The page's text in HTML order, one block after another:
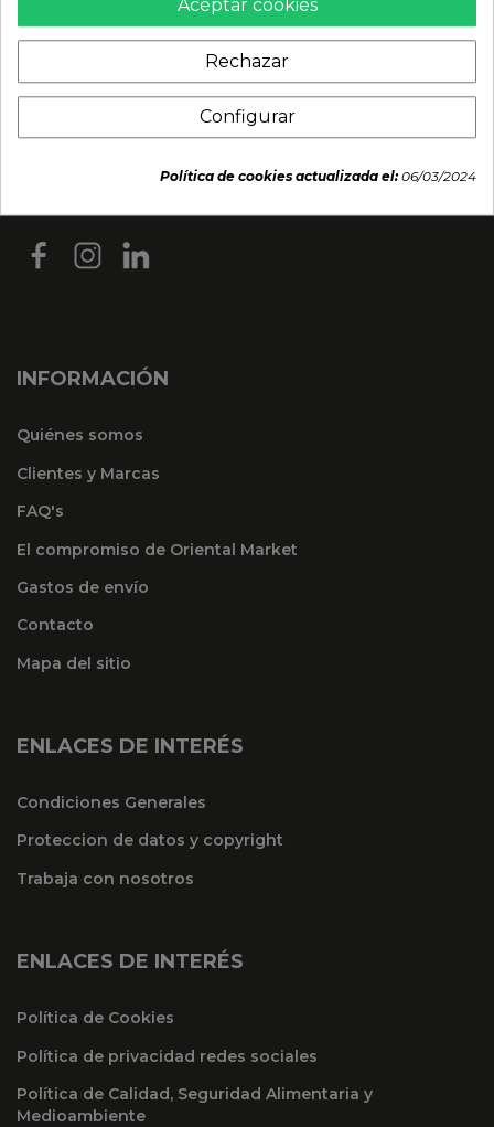
INFORMACIÓN
Quiénes somos
Clientes y Marcas
FAQ's
El compromiso de Oriental Market
Gastos de envío
Contacto
Mapa del sitio
ENLACES DE INTERÉS
Condiciones Generales
Proteccion de datos y copyright
Trabaja con nosotros
ENLACES DE INTERÉS
Política de Cookies
Política de privacidad redes sociales
Política de Calidad, Seguridad Alimentaria y
Medioambiente
Aceptar cookies
Rechazar
Configurar
Política de cookies actualizada el:06/03/2024